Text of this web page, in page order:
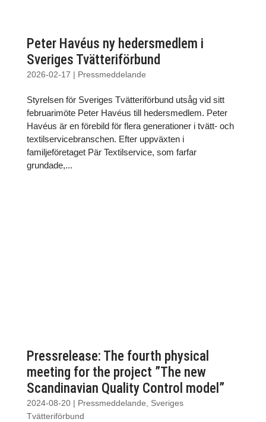
Peter Havéus ny hedersmedlem i
Sveriges Tvätteriförbund
2026-02-17 | Pressmeddelande
Styrelsen för Sveriges Tvätteriförbund utsåg vid sitt
februarimöte Peter Havéus till hedersmedlem. Peter
Havéus är en förebild för flera generationer i tvätt- och
textilservicebranschen. Efter uppväxten i
familjeföretaget Pär Textilservice, som farfar
grundade,...
Pressrelease: The fourth physical
meeting for the project ”The new
Scandinavian Quality Control model”
2024-08-20| Pressmeddelande
Sveriges
Tvätteriförbund